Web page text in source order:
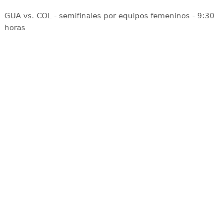
GUA vs. COL - semifinales por equipos femeninos - 9:30
horas